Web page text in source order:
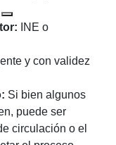
INE o
y con validez
Si bien algunos
puede ser
circulación o el